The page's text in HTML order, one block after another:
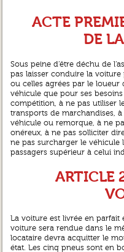
ACTE
DE
Sous peine d’être déchu de
pas laisser conduire la
ou celles agrées par le loueur
véhicule que pour ses
compétition, à ne pas utiliser
transports de marchandises,
véhicule ou remorque, à ne
onéreux, à ne pas solliciter
ne pas surcharger le
passagers supérieur à celui
ARTICLE
La voiture est livrée en parfait
voiture sera rendue dans le
locataire devra acquitter le
état. Les cinq pneus sont en